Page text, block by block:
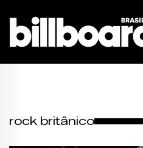
rock britânico